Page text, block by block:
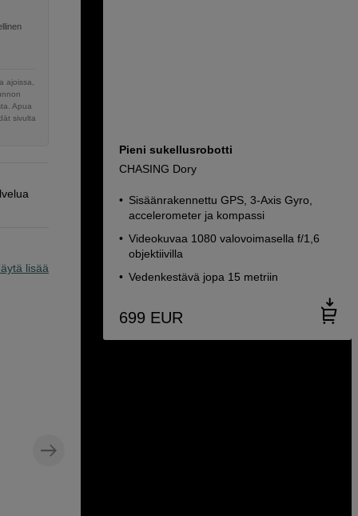
ajoissa,
Apua
sivulta
lisää
Pieni sukellusrobotti
CHASING Dory
Sisäänrakennettu GPS, 3-Axis Gyro,
accelerometer ja kompassi
Videokuvaa 1080 valovoimasella f/1,6
objektiivilla
Vedenkestävä jopa 15 metriin
699 EUR